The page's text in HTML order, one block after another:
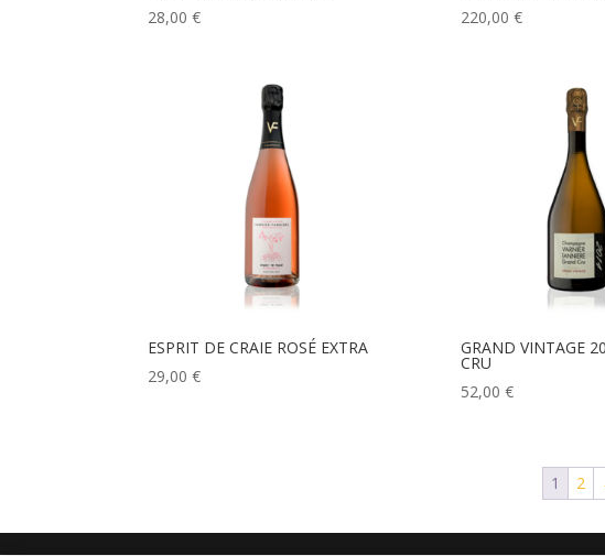
28,00€
220,00 €
ESPRIT DE CRAIE ROSÉ EXTRA
29,00€
GRAND VINTAGE
CRU
52,00 €
1 2